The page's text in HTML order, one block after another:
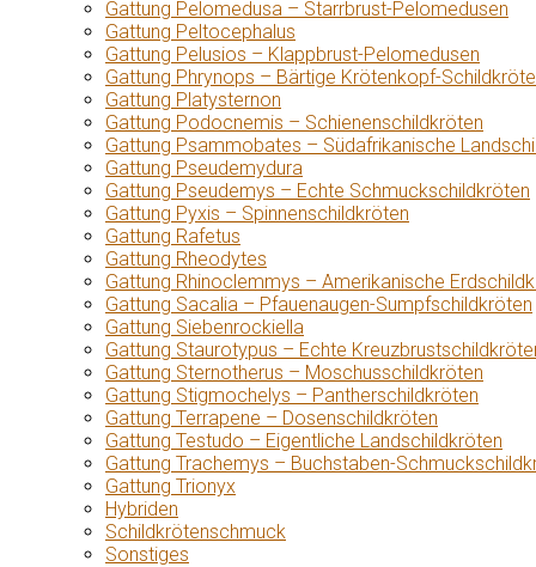
Gattung Pelomedusa – Starrbrust-Pelomedusen
Gattung Peltocephalus
Gattung Pelusios – Klappbrust-Pelomedusen
Gattung Phrynops – Bärtige Krötenkopf-
Gattung Platysternon
Gattung Podocnemis – Schienenschildkröten
Gattung Psammobates – Südafrikanische
Gattung Pseudemydura
Gattung Pseudemys – Echte Schmuckschildkröten
Gattung Pyxis – Spinnenschildkröten
Gattung Rafetus
Gattung Rheodytes
Gattung Rhinoclemmys – Amerikanische
Gattung Sacalia – Pfauenaugen-Sumpfschildkröten
Gattung Siebenrockiella
Gattung Staurotypus – Echte
Gattung Sternotherus – Moschusschildkröten
Gattung Stigmochelys – Pantherschildkröten
Gattung Terrapene – Dosenschildkröten
Gattung Testudo – Eigentliche Landschildkröten
Gattung Trachemys – Buchstaben-
Gattung Trionyx
Hybriden
Schildkrötenschmuck
Sonstiges